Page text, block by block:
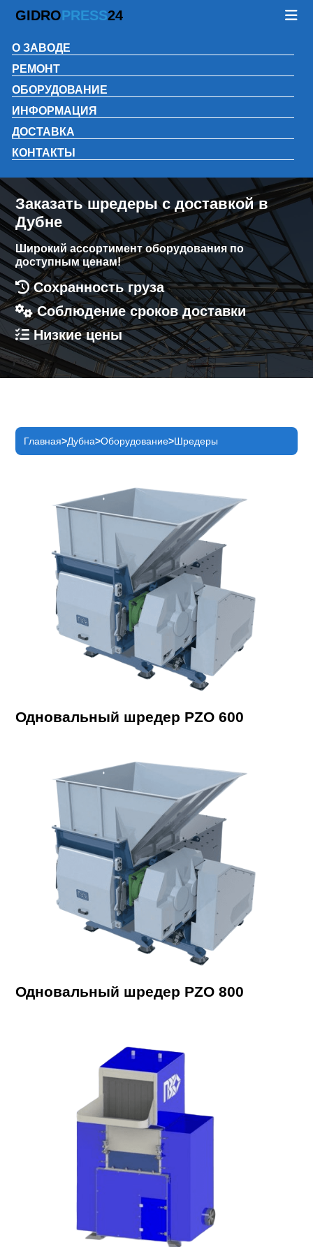
GIDROPRESS24
О ЗАВОДЕ
РЕМОНТ
ОБОРУДОВАНИЕ
ИНФОРМАЦИЯ
ДОСТАВКА
КОНТАКТЫ
Заказать шредеры с доставкой в
Дубне
Широкий ассортимент оборудования по
доступным ценам!
Сохранность груза
Соблюдение сроков доставки
Низкие цены
Главная Дубна Оборудование Шредеры
Одновальный шредер PZO 600
Одновальный шредер PZO 800